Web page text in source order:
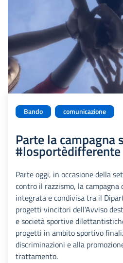
Bando comunicazione
Parte la campagna
#losportèdifferente
Parte oggi, in occasione della
contro il razzismo, la campagna
integrata e condivisa tra il
progetti vincitori dell’Avviso
e società sportive
progetti in ambito sportivo
discriminazioni e alla
trattamento.